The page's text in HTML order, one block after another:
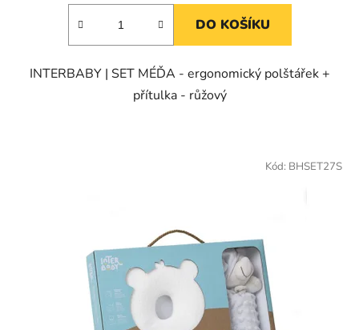
DO KOŠÍKU
INTERBABY | SET MÉĎA - ergonomický polštářek +
přítulka - růžový
Kód: BHSET27S